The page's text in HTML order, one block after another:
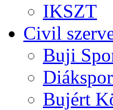
IKSZT
Civil
Buji
Bujért